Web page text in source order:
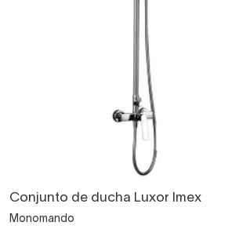
Conjunto de ducha Luxor Imex
Monomando